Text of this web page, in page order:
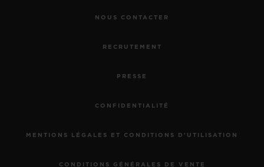
NOUS CONTACTER
RECRUTEMENT
PRESSE
CONFIDENTIALITÉ
MENTIONS LÉGALES ET CONDITIONS D'UTILISATION
CONDITIONS GÉNÉRALES DE VENTE